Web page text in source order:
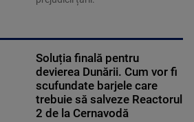
Soluția finală pentru
devierea Dunării. Cum vor fi
scufundate barjele care
trebuie să salveze Reactorul
2 de la Cernavodă